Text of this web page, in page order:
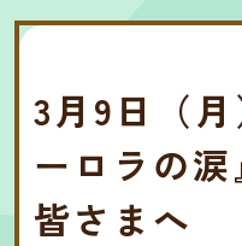
3月9日（
ーロラの
皆さまへ